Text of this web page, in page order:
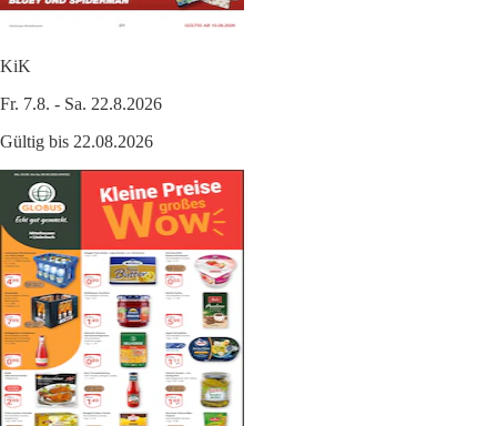
KiK
Fr. 7.8. - Sa. 22.8.2026
Gültig bis 22.08.2026